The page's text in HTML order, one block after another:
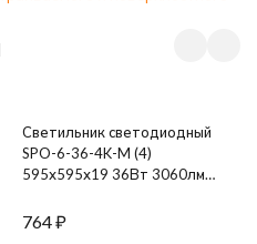
Светильник светодиодный
SPO-6-36-4K-M (4)
595х595х19 36Вт 3060лм
драйвером) ЭРА Б0039319
764₽